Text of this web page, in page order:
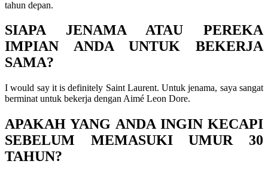
tahun depan.
SIAPA JENAMA ATAU PEREKA
IMPIAN ANDA UNTUK BEKERJA
SAMA?
I would say it is definitely Saint Laurent. Untuk jenama, saya sangat
berminat untuk bekerja dengan Aimé Leon Dore.
APAKAH YANG ANDA INGIN KECAPI
SEBELUM MEMASUKI UMUR 30
TAHUN?